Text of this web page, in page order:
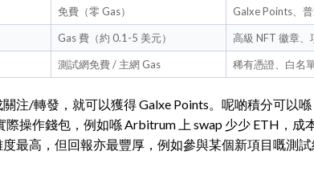
免費（零 Gas） Galxe Points、
Gas 費（約 0.1-5 美元） 高級 NFT 徽章、
測試網免費 / 主網 Gas 稀有憑證、白名
注/轉發，就可以獲得 Galxe Points。呢啲積分可以
操作錢包，例如喺 Arbitrum 上 swap 少少 ETH，成
最高，但回報亦最豐厚，例如參與某個新項目嘅測